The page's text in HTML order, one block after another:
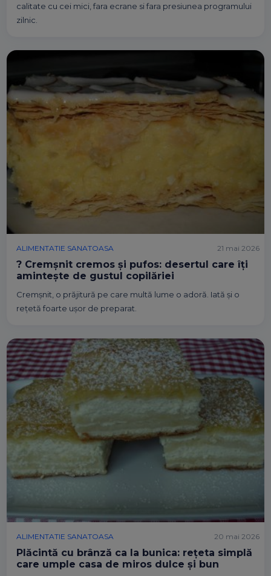
calitate cu cei mici, fara ecrane si fara presiunea programului
zilnic.
ALIMENTATIE SANATOASA
? Cremșnit cremos și pufos: desertul care îți
amintește de gustul copilăriei
Cremșnit, o prăjitură pe care multă lume o adoră. Iată și o
rețetă foarte ușor de preparat.
21 mai 2026
ALIMENTATIE SANATOASA
Plăcintă cu brânză ca la bunica: rețeta simplă
care umple casa de miros dulce și bun
20 mai 2026